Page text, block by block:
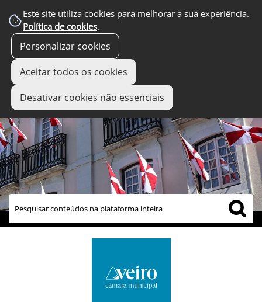
Este site utiliza cookies para melhorar a sua experiência.
Política de cookies.
Personalizar cookies
Aceitar todos os cookies
Desativar cookies não essenciais
links úteis